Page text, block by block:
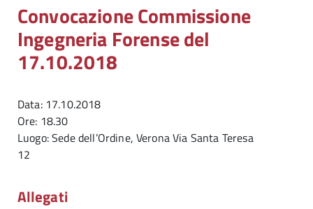
Convocazione Commissione
Ingegneria Forense del
17.10.2018
Data: 17.10.2018
Ore: 18.30
Luogo: Sede dell’Ordine, Verona Via Santa Teresa
12
Allegati